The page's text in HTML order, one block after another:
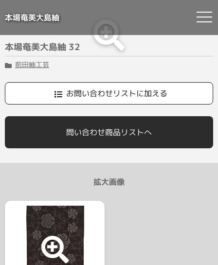
to
content
本場奄美大島紬
本場奄美大島紬 32
前田紬工芸
お問い合わせリストに加える
問い合わせ商品リストへ
拡大画像